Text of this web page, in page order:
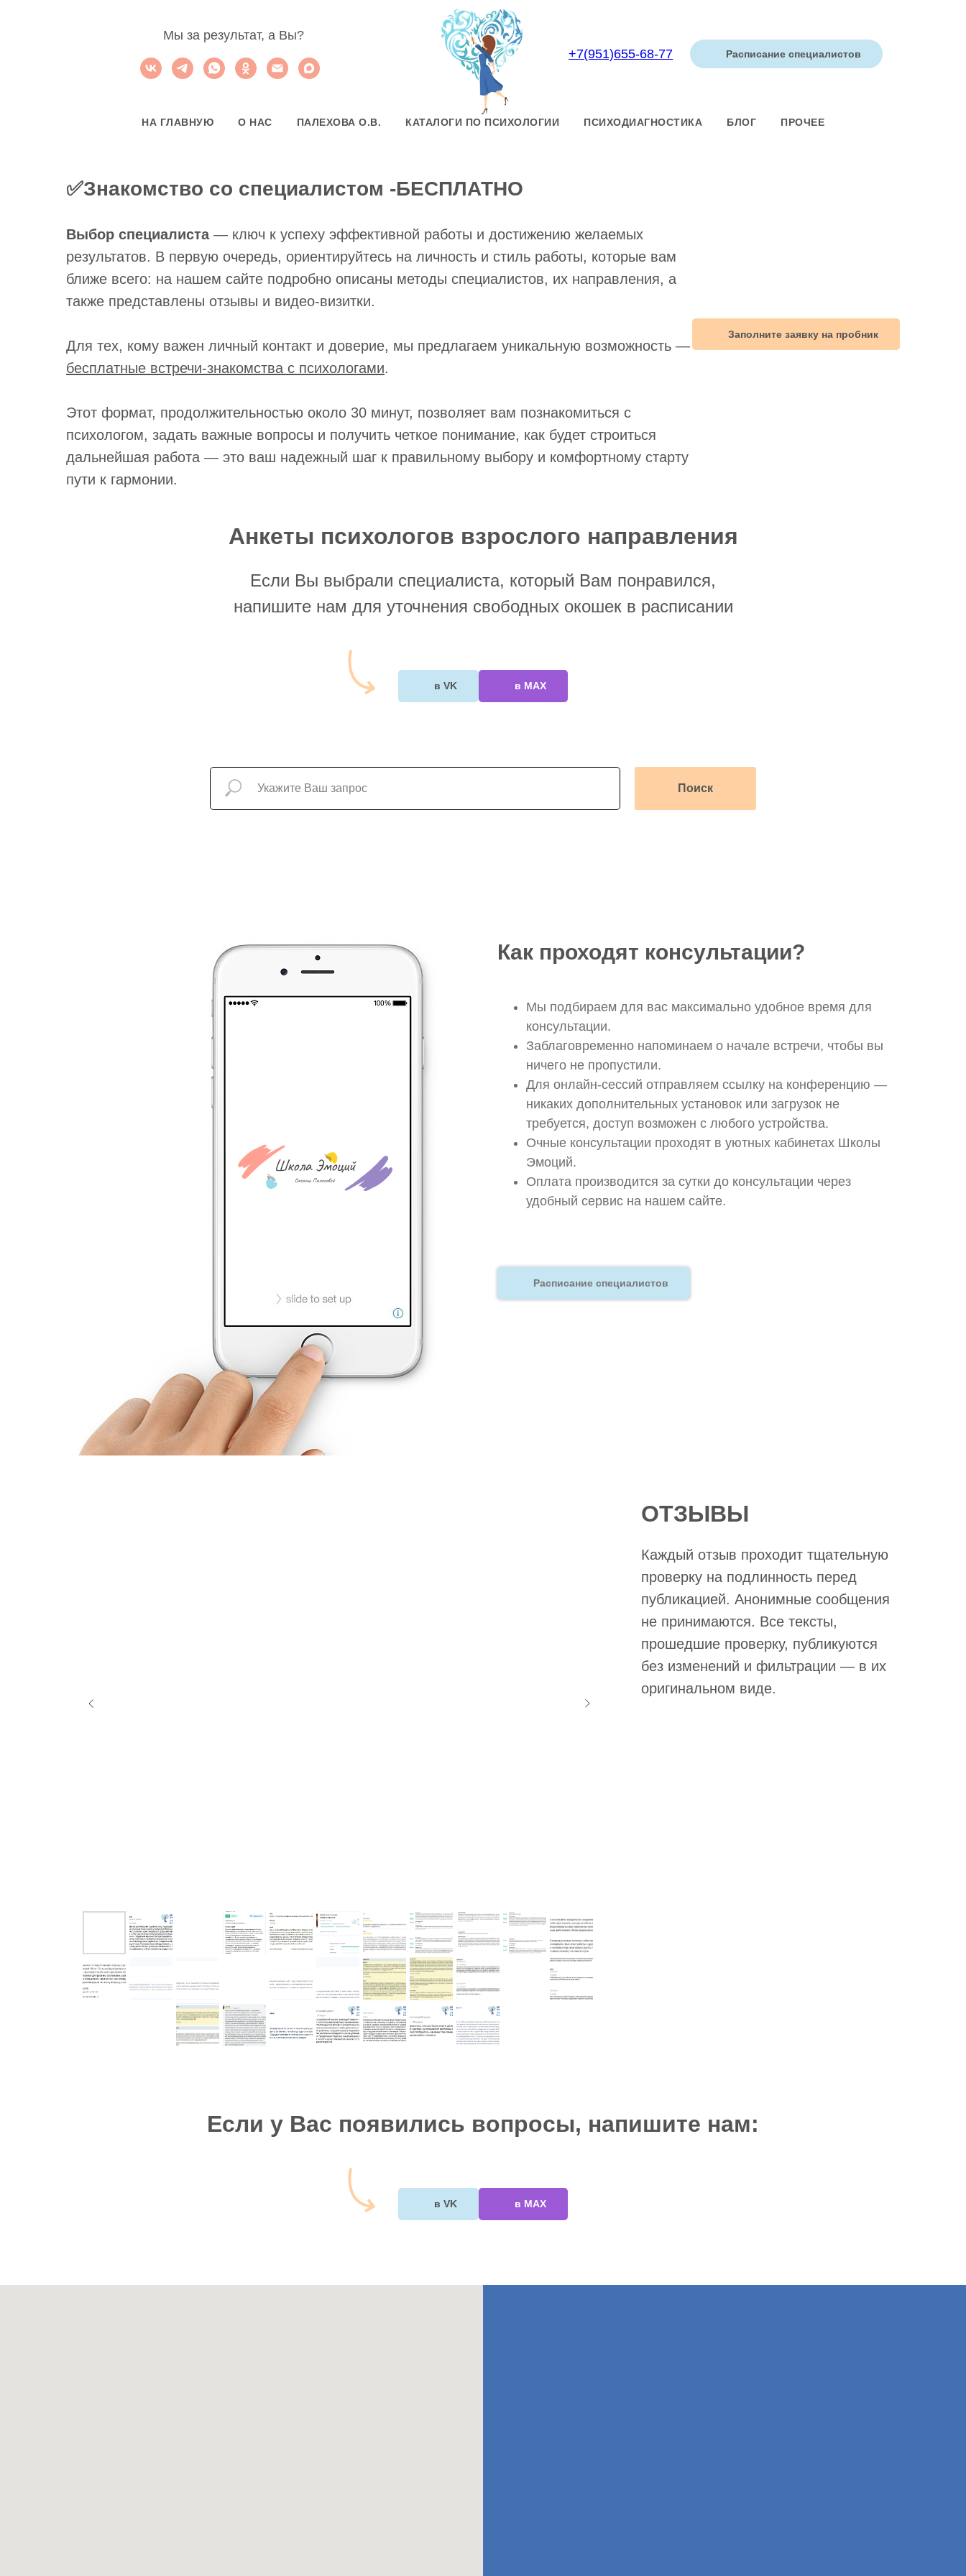
Мы за результат, а Вы?
+7(951)655-68-77
Расписание специалистов
НА ГЛАВНУЮ О НАС ПАЛЕХОВА О.В. КАТАЛОГИ ПО ПСИХОЛОГИИ ПСИХОДИАГНОСТИКА БЛОГ ПРОЧЕЕ
✅Знакомство со специалистом -БЕСПЛАТНО
Выбор специалиста— ключ к успеху эффективной работы и достижению желаемых
результатов. В первую очередь, ориентируйтесь на личность и стиль работы, которые вам
ближе всего: на нашем сайте подробно описаны методы специалистов, их направления, а
также представлены отзывы и видео-визитки.
Для тех, кому важен личный контакт и доверие, мы предлагаем уникальную возможность —
бесплатные встречи-знакомства с психологами.
Этот формат, продолжительностью около 30 минут, позволяет вам познакомиться с
психологом, задать важные вопросы и получить четкое понимание, как будет строиться
дальнейшая работа — это ваш надежный шаг к правильному выбору и комфортному старту
пути к гармонии.
Заполните заявку на пробник
Анкеты психологов взрослого направления
Если Вы выбрали специалиста, который Вам понравился,
напишите нам для уточнения свободных окошек в расписании
в VK в MAX
Поиск
Как проходят консультации?
Мы подбираем для вас максимально удобное время для
консультации.
Заблаговременно напоминаем о начале встречи, чтобы вы
ничего не пропустили.
Для онлайн-сессий отправляем ссылку на конференцию —
никаких дополнительных установок или загрузок не
требуется, доступ возможен с любого устройства.
Очные консультации проходят в уютных кабинетах Школы
Эмоций.
Оплата производится за сутки до консультации через
удобный сервис на нашем сайте.
Расписание специалистов
ОТЗЫВЫ
Каждый отзыв проходит тщательную
проверку на подлинность перед
публикацией. Анонимные сообщения
не принимаются. Все тексты,
прошедшие проверку, публикуются
без изменений и фильтрации — в их
оригинальном виде.
Если у Вас появились вопросы, напишите нам:
в VK в МАХ